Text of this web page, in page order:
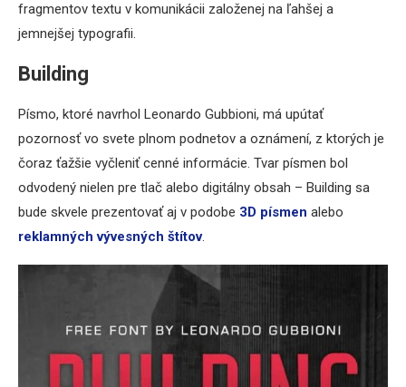
fragmentov textu v komunikácii založenej na ľahšej a
jemnejšej typografii.
Building
Písmo, ktoré navrhol Leonardo Gubbioni, má upútať
pozornosť vo svete plnom podnetov a oznámení, z ktorých je
čoraz ťažšie vyčleniť cenné informácie. Tvar písmen bol
odvodený nielen pre tlač alebo digitálny obsah – Building sa
bude skvele prezentovať aj v podobe 3D písmen alebo
reklamných vývesných štítov.